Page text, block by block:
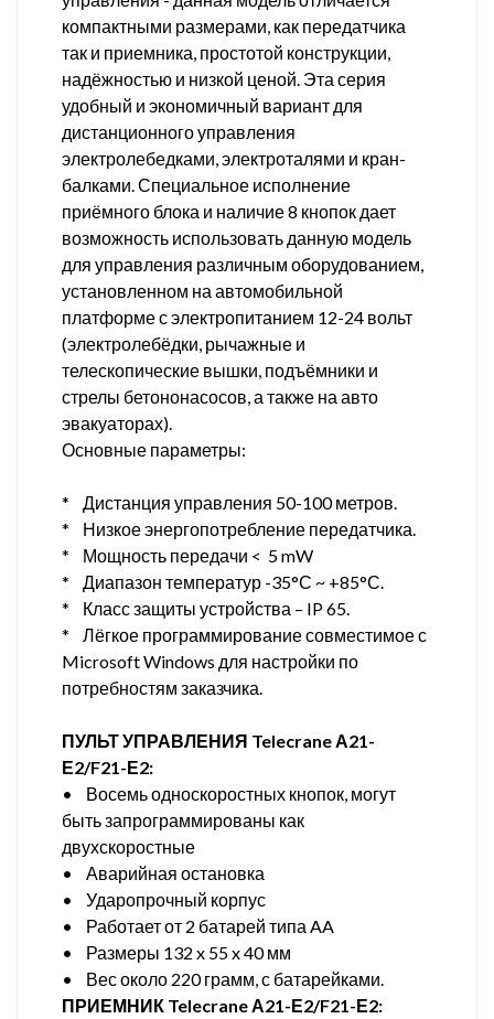
компактными размерами, как передатчика
так и приемника, простотой конструкции,
надёжностью и низкой ценой. Эта серия
удобный и экономичный вариант для
дистанционного управления
электролебедками, электроталями и кран-
балками. Специальное исполнение
приёмного блока и наличие 8 кнопок дает
возможность использовать данную модель
для управления различным оборудованием,
установленном на автомобильной
платформе с электропитанием 12-24 вольт
(электролебёдки, рычажные и
телескопические вышки, подъёмники и
стрелы бетононасосов, а также на авто
эвакуаторах).
Основные параметры:
* Дистанция управления 50-100 метров.
* Низкое энергопотребление передатчика.
* Мощность передачи < 5 mW
* Диапазон температур -35°С ~ +85°С.
* Класс защиты устройства – IP 65.
* Лёгкое программирование совместимое с
Microsoft Windows для настройки по
потребностям заказчика.
ПУЛЬТ УПРАВЛЕНИЯ Telecrane А21-
Е2/F21-Е2:
• Восемь односкоростных кнопок, могут
быть запрограммированы как
двухскоростные
• Аварийная остановка
• Ударопрочный корпус
• Работает от 2 батарей типа AA
• Размеры 132 x 55 x 40 мм
• Вес около 220 грамм, с батарейками.
ПРИЕМНИК Telecrane А21-Е2/F21-Е2: